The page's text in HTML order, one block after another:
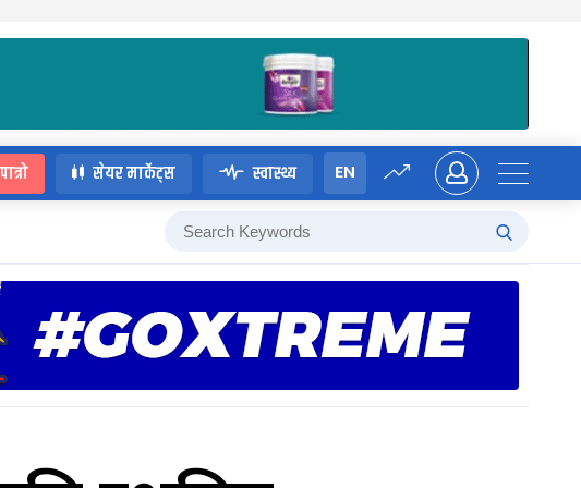
पात्रो सेयर मार्केट्स स्वास्थ्य EN